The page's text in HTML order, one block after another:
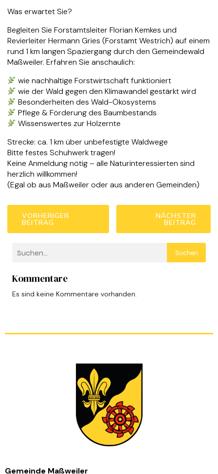
Was erwartet Sie?
Begleiten Sie Forstamtsleiter Florian Kemkes und
Revierleiter Hermann Gries (Forstamt Westrich) auf einem
rund 1 km langen Spaziergang durch den Gemeindewald
Maßweiler. Erfahren Sie anschaulich:
wie nachhaltige Forstwirtschaft funktioniert
wie der Wald gegen den Klimawandel gestärkt wird
Besonderheiten des Wald-Ökosystems
Pflege & Förderung des Baumbestands
Wissenswertes zur Holzernte
Strecke: ca. 1 km über unbefestigte Waldwege
Bitte festes Schuhwerk tragen!
Keine Anmeldung nötig – alle Naturinteressierten sind
herzlich willkommen!
(Egal ob aus Maßweiler oder aus anderen Gemeinden)
VORHERIGER
BEITRAG
NÄCHSTER
BEITRAG
Suchen
Kommentare
Es sind keine Kommentare vorhanden.
Gemeinde Maßweiler